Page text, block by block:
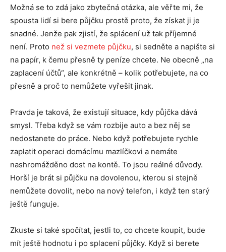
Možná se to zdá jako zbytečná otázka, ale věřte mi, že
spousta lidí si bere půjčku prostě proto, že získat ji je
snadné. Jenže pak zjistí, že splácení už tak příjemné
není. Proto než si vezmete půjčku, si sedněte a napište si
na papír, k čemu přesně ty peníze chcete. Ne obecně „na
zaplacení účtů“, ale konkrétně – kolik potřebujete, na co
přesně a proč to nemůžete vyřešit jinak.
Pravda je taková, že existují situace, kdy půjčka dává
smysl. Třeba když se vám rozbije auto a bez něj se
nedostanete do práce. Nebo když potřebujete rychle
zaplatit operaci domácímu mazlíčkovi a nemáte
nashromážděno dost na kontě. To jsou reálné důvody.
Horší je brát si půjčku na dovolenou, kterou si stejně
nemůžete dovolit, nebo na nový telefon, i když ten starý
ještě funguje.
Zkuste si také spočítat, jestli to, co chcete koupit, bude
mít ještě hodnotu i po splacení půjčky. Když si berete